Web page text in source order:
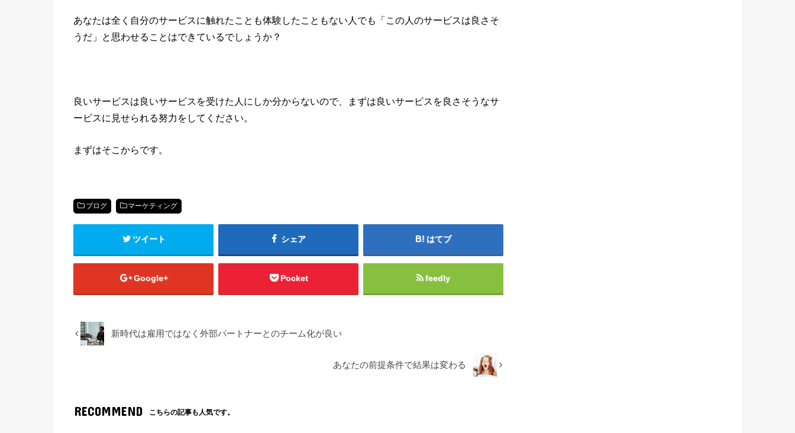
あなたは全く自分のサービスに触れたことも体験したこともない人でも「この人のサービスは良さそ
うだ」と思わせることはできているでしょうか？
良いサービスは良いサービスを受けた人にしか分からないので、まずは良いサービスを良さそうなサ
ービスに見せられる努力をしてください。
まずはそこからです。
ブログ マーケティング
ツイート シェア はてブ
Google+ Pocket feedly
新時代は雇用ではなく外部パートナーとのチーム化が良い
あなたの前提条件で結果は変わる
RECOMMEND こちらの記事も人気です。